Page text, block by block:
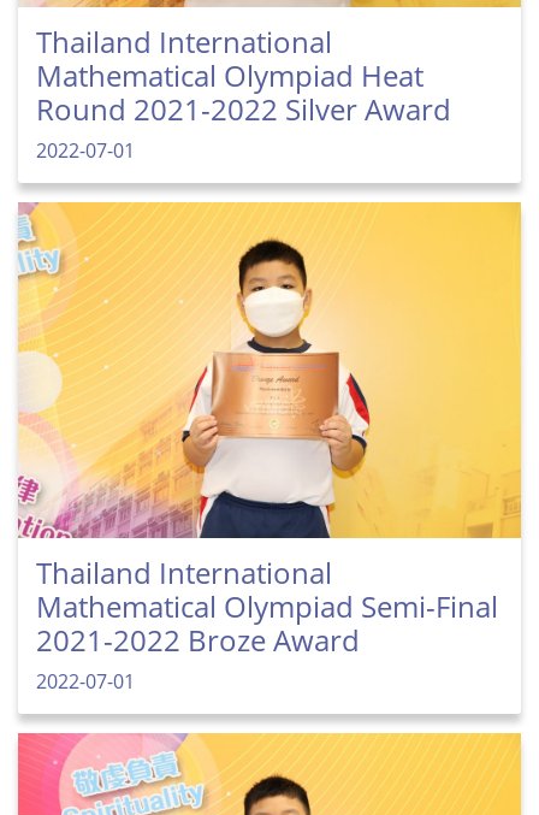
Thailand International
Mathematical Olympiad Heat
Round 2021-2022 Silver Award
2022-07-01
Thailand International
Mathematical Olympiad Semi-Final
2021-2022 Broze Award
2022-07-01